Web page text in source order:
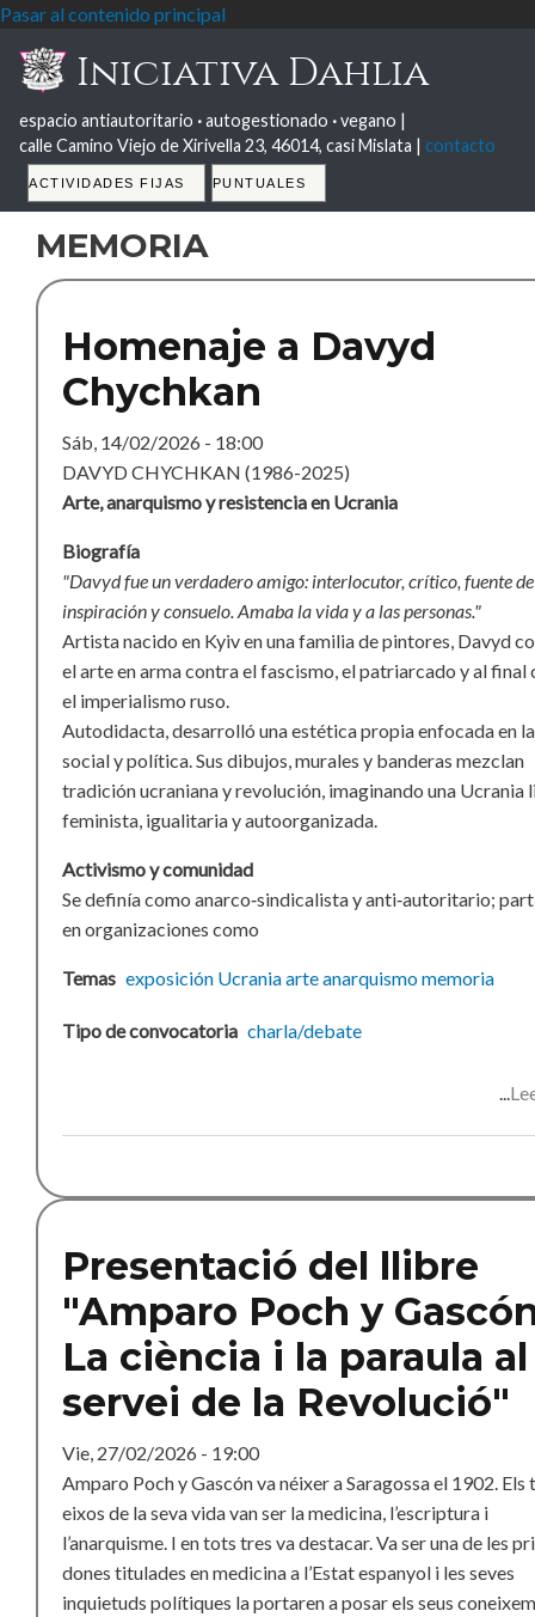
Pasar al contenido principal
Iniciativa Dahlia
espacio antiautoritario ·autogestionado ·vegano |
calle Camino Viejo de Xirivella 23, 46014, casi Mislata | contacto
Tabs
ACTIVIDADES FIJAS PUNTUALES
memoria
Homenaje a Davyd
Chychkan
Sáb, 14/02/2026 - 18:00
DAVYD CHYCHKAN (1986-2025)
Arte, anarquismo y resistencia en Ucrania
Biografía
"Davyd fue un verdadero amigo: interlocutor, crítico, fuente de
inspiración y consuelo. Amaba la vida y a las personas."​​
Artista nacido en Kyiv en una familia de pintores, Davyd
el arte en arma contra el fascismo, el patriarcado y al final
el imperialismo ruso.
Autodidacta, desarrolló una estética propia enfocada en
social y política. Sus dibujos, murales y banderas mezclan
tradición ucraniana y revolución, imaginando una Ucrania
feminista, igualitaria y autoorganizada.​​
Activismo y comunidad
Se definía como anarco‑sindicalista y anti‑autoritario;
en organizaciones como
Temas exposición Ucraniaarteanarquismomemoria
Tipo de convocatoria charla/debate
Presentació del llibre
"Amparo Poch y
La ciència i la paraula al
servei de la Revolució"
Vie, 27/02/2026 - 19:00
Amparo Poch y Gascón va néixer a Saragossa el 1902. Els
eixos de la seva vida van ser la medicina, l’escriptura i
l’anarquisme. I en tots tres va destacar. Va ser una de les
dones titulades en medicina a l’Estat espanyol i les seves
inquietuds polítiques la portaren a posar els seus